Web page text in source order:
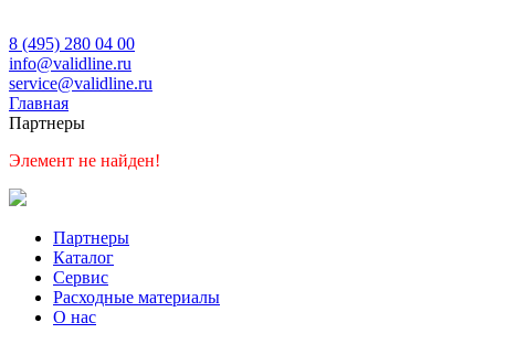
8 (495) 280 04 00
info@validline.ru
service@validline.ru
Главная
Партнеры
Элемент не найден!
Партнеры
Каталог
Сервис
Расходные материалы
О нас